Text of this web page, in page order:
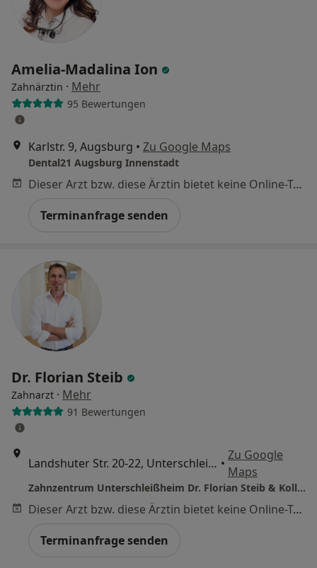
Amelia-Madalina Ion
Zahnärztin · Mehr
95 Bewertungen
Karlstr. 9, Augsburg • Zu Google Maps
Dental21 Augsburg Innenstadt
Dieser Arzt bzw. diese Ärztin bietet keine Online-Terminbuchung an diesem Standort an.
Terminanfrage senden
Dr. Florian Steib
Zahnarzt · Mehr
91 Bewertungen
Landshuter Str. 20-22, Unterschleißheim •
Zu Google
Maps
Zahnzentrum Unterschleißheim Dr. Florian Steib & Kollegen
Dieser Arzt bzw. diese Ärztin bietet keine Online-Terminbuchung an diesem Standort an.
Terminanfrage senden